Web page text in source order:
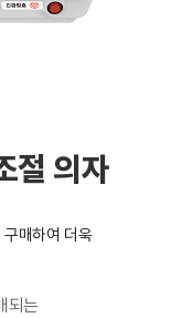
절 의자
매하여 더욱
되는